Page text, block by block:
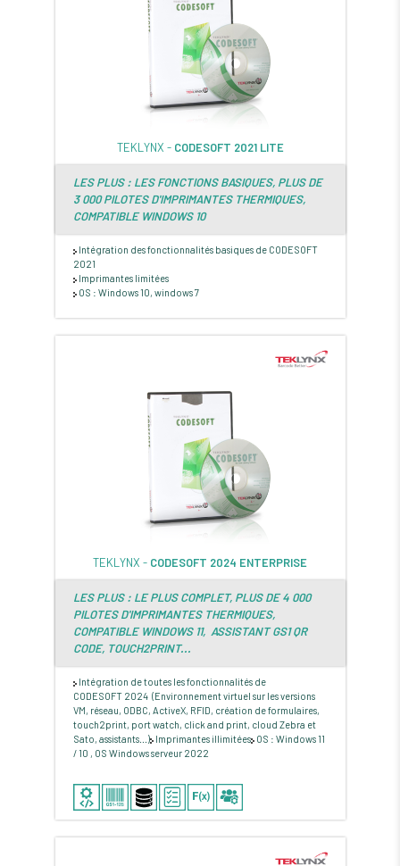
TEKLYNX - CODESOFT 2021 LITE
LES PLUS : LES FONCTIONS BASIQUES, PLUS DE
3 000 PILOTES D'IMPRIMANTES THERMIQUES,
COMPATIBLE WINDOWS 10
Intégration des fonctionnalités basiques de CODESOFT
2021
Imprimantes limitées
OS : Windows 10, windows 7
TEKLYNX - CODESOFT 2024 ENTERPRISE
LES PLUS : LE PLUS COMPLET, PLUS DE 4 000
PILOTES D'IMPRIMANTES THERMIQUES,
COMPATIBLE WINDOWS 11, ASSISTANT GS1 QR
CODE, TOUCH2PRINT...
Intégration de toutes les fonctionnalités de
CODESOFT 2024 (Environnement virtuel sur les versions
VM, réseau, ODBC, ActiveX, RFID, création de formulaires,
touch2print, port watch, click and print, cloud Zebra et
Sato, assistants...) Imprimantes illimitées OS : Windows 11
/ 10 , OS Windows serveur 2022